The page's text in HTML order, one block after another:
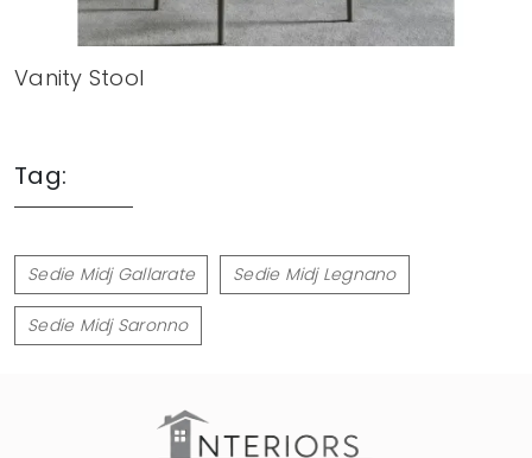
Vanity Stool
Tag:
Sedie Midj Gallarate Sedie Midj Legnano
Sedie Midj Saronno